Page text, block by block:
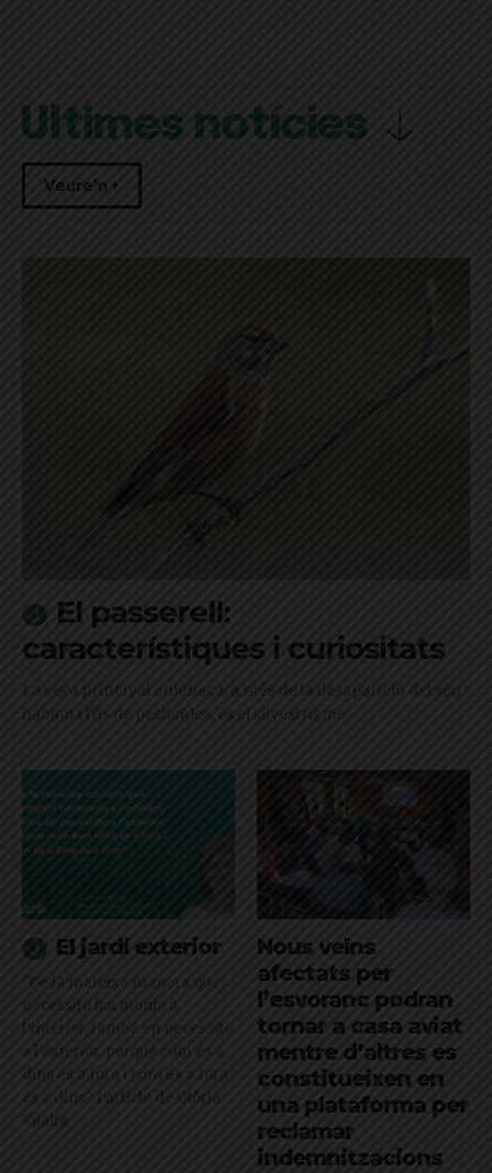
Últimes notícies
Veure'n +
El passerell:
característiques i curiositats
La seva principal amenaça, a més de la desaparició del seu
hàbitat i l'ús de pesticides, és el silvestrisme
El jardí exterior
"De la mateixa manera que
necessito harmonia a
l’interior, també en necessito
a l’exterior, perquè com és a
dins és a fora i com és a fora
és a dins": l'article de Glòria
Vilalta
Nous veïns
afectats per
l’esvoranc podran
tornar a casa aviat
mentre d’altres es
constitueixen en
una plataforma per
reclamar
indemnitzacions